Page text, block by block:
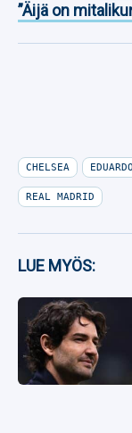
”Äijä on
CHELSEA
REAL MADRID
LUE MYÖS: